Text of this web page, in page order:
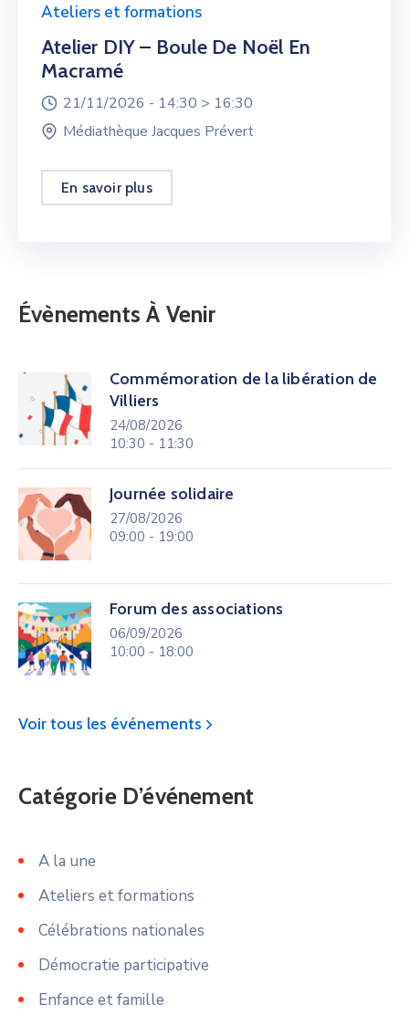
Ateliers et formations
Atelier DIY – Boule De Noël En
Macramé
21/11/2026 - 14:30 > 16:30
Médiathèque Jacques Prévert
En savoir plus
Évènements À Venir
Commémoration de la libération de
Villiers
24/08/2026
10:30 - 11:30
Journée solidaire
27/08/2026
09:00 - 19:00
Forum des associations
06/09/2026
10:00 - 18:00
Voir tous les événements
Catégorie D’événement
A la une
Ateliers et formations
Célébrations nationales
Démocratie participative
Enfance et famille